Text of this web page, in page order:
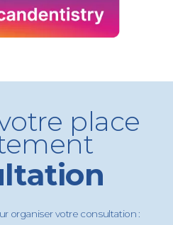
place
organiser votre consultation :